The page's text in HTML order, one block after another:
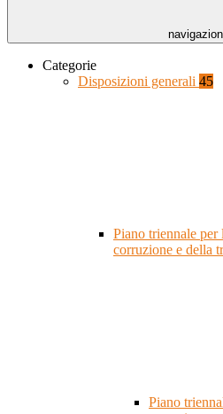
Categorie
Disposizioni generali 45
Piano triennale per
corruzione e della
Piano